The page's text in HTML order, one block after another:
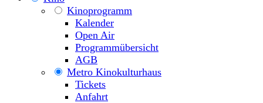
Kinoprogramm
Kalender
Open Air
Programmübersicht
AGB
Metro Kinokulturhaus
Tickets
Anfahrt